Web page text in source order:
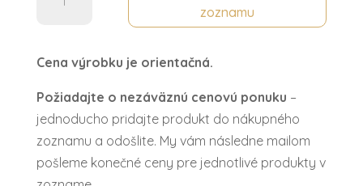
Posteľ
zoznamu
Cena výrobku je orientačná.
Požiadajte o nezáväznú cenovú ponuku –
jednoducho pridajte produkt do nákupného
zoznamu a odošlite. My vám následne mailom
pošleme konečné ceny pre jednotlivé produkty v